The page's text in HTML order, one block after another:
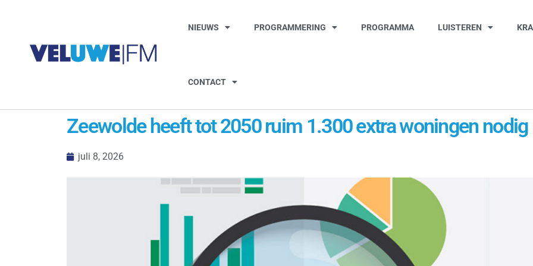
NIEUWS PROGRAMMERING PROGRAMMA LUISTEREN
CONTACT
Zeewolde heeft tot 2050 ruim 1.300 extra woningen nodig
juli 8, 2026